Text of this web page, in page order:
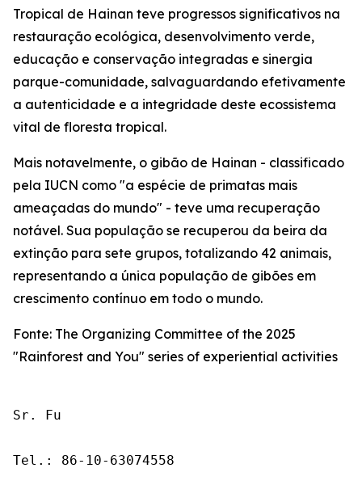
Tropical de Hainan teve progressos significativos na
restauração ecológica, desenvolvimento verde,
educação e conservação integradas e sinergia
parque-comunidade, salvaguardando efetivamente
a autenticidade e a integridade deste ecossistema
vital de floresta tropical.
Mais notavelmente, o gibão de Hainan - classificado
pela IUCN como "a espécie de primatas mais
ameaçadas do mundo" - teve uma recuperação
notável. Sua população se recuperou da beira da
extinção para sete grupos, totalizando 42 animais,
representando a única população de gibões em
crescimento contínuo em todo o mundo.
Fonte: The Organizing Committee of the 2025
"Rainforest and You" series of experiential activities
Sr. Fu
Tel.: 86-10-63074558